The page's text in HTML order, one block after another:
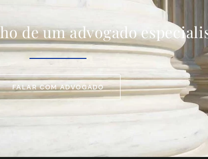
de um advogado
FALAR COM ADVOGADO